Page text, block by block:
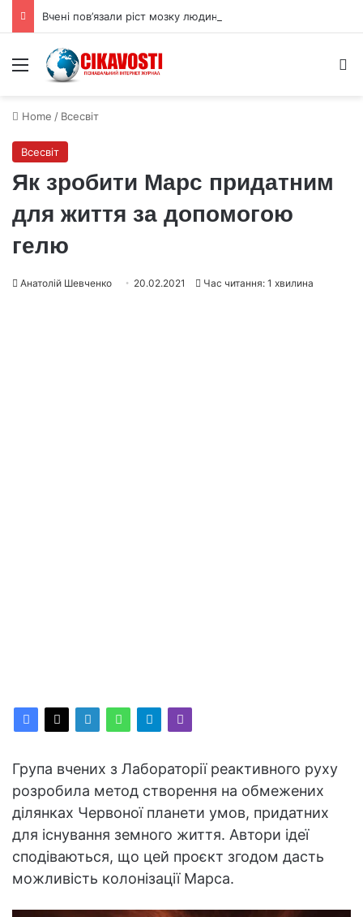
Вчені пов’язали ріст мозку людини з цукрами в раціоні
Menu
Home / Всесвіт
Всесвіт
Як зробити Марс придатним
для життя за допомогою
гелю
Анатолій Шевченко 20.02.2021 Час читання: 1 хвилина
Група вчених з Лабораторії реактивного руху
розробила метод створення на обмежених
ділянках Червоної планети умов, придатних
для існування земного життя. Автори ідеї
сподіваються, що цей проєкт згодом дасть
можливість колонізації Марса.